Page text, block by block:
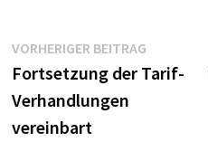
Beitragsnavigation
VORHERIGER BEITRAG
Beitrag:
Fortsetzung der Tarif-
Verhandlungen
vereinbart